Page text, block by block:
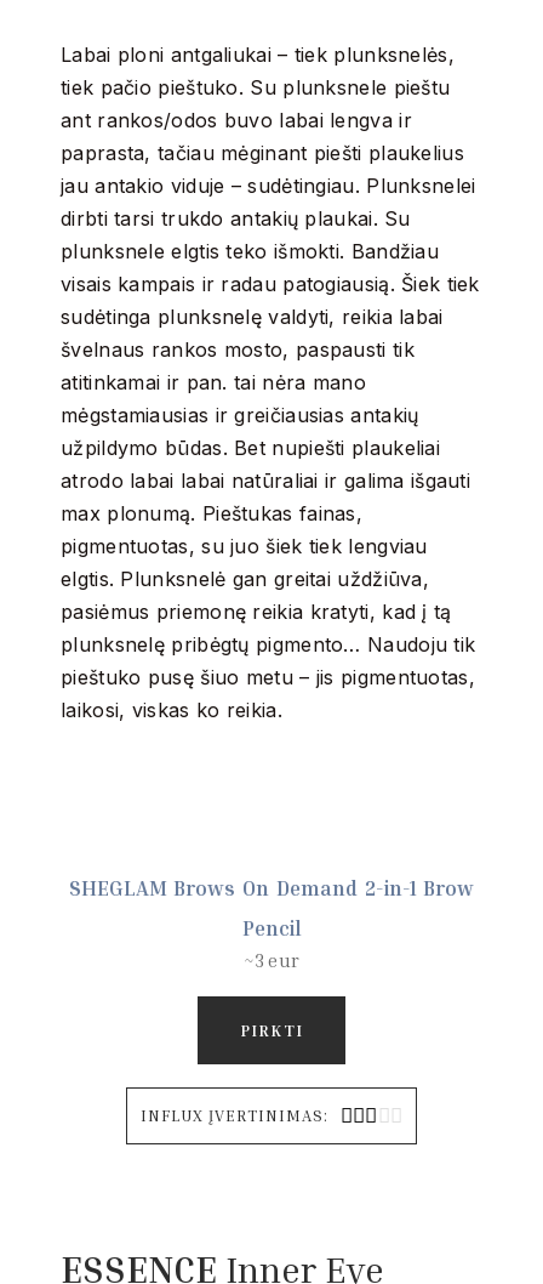
Labai ploni antgaliukai – tiek plunksnelės,
tiek pačio pieštuko. Su plunksnele pieštu
ant rankos/odos buvo labai lengva ir
paprasta, tačiau mėginant piešti plaukelius
jau antakio viduje – sudėtingiau. Plunksnelei
dirbti tarsi trukdo antakių plaukai. Su
plunksnele elgtis teko išmokti. Bandžiau
visais kampais ir radau patogiausią. Šiek tiek
sudėtinga plunksnelę valdyti, reikia labai
švelnaus rankos mosto, paspausti tik
atitinkamai ir pan. tai nėra mano
mėgstamiausias ir greičiausias antakių
užpildymo būdas. Bet nupiešti plaukeliai
atrodo labai labai natūraliai ir galima išgauti
max plonumą. Pieštukas fainas,
pigmentuotas, su juo šiek tiek lengviau
elgtis. Plunksnelė gan greitai uždžiūva,
pasiėmus priemonę reikia kratyti, kad į tą
plunksnelę pribėgtų pigmento… Naudoju tik
pieštuko pusę šiuo metu – jis pigmentuotas,
laikosi, viskas ko reikia.
SHEGLAM Brows On Demand 2-in-1 Brow
Pencil
~3 eur
PIRKTI
INFLUX ĮVERTINIMAS:   
ESSENCE Inner Eye